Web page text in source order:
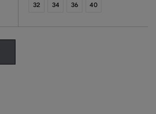
32 34 36 40